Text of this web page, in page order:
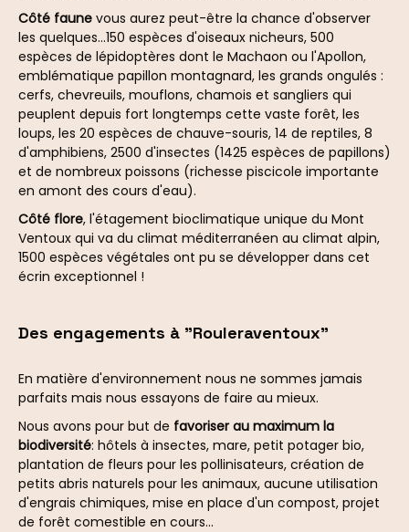
Côté faune vous aurez peut-être la chance d'observer
les quelques...150 espèces d'oiseaux nicheurs, 500
espèces de lépidoptères dont le Machaon ou l'Apollon,
emblématique papillon montagnard, les grands ongulés :
cerfs, chevreuils, mouflons, chamois et sangliers qui
peuplent depuis fort longtemps cette vaste forêt, les
loups, les 20 espèces de chauve-souris, 14 de reptiles, 8
d'amphibiens, 2500 d'insectes (1425 espèces de papillons)
et de nombreux poissons (richesse piscicole importante
en amont des cours d'eau).
Côté flore, l'étagement bioclimatique unique du Mont
Ventoux qui va du climat méditerranéen au climat alpin,
1500 espèces végétales ont pu se développer dans cet
écrin exceptionnel !
Des engagements à "Rouleraventoux"
En matière d'environnement nous ne sommes jamais
parfaits mais nous essayons de faire au mieux.
Nous avons pour but de favoriser au maximum la
biodiversité: hôtels à insectes, mare, petit potager bio,
plantation de fleurs pour les pollinisateurs, création de
petits abris naturels pour les animaux, aucune utilisation
d'engrais chimiques, mise en place d'un compost, projet
de forêt comestible en cours...